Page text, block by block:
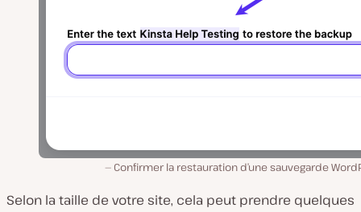
Confirmer la restauration d’une sauvegarde
Selon la taille de votre site, cela peut prendre quelques